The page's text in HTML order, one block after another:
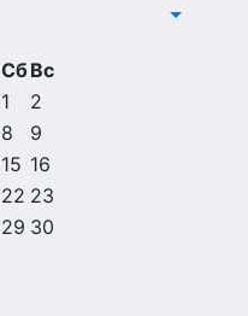
СбВс
1
2
8
9
15 16
22 23
29 30